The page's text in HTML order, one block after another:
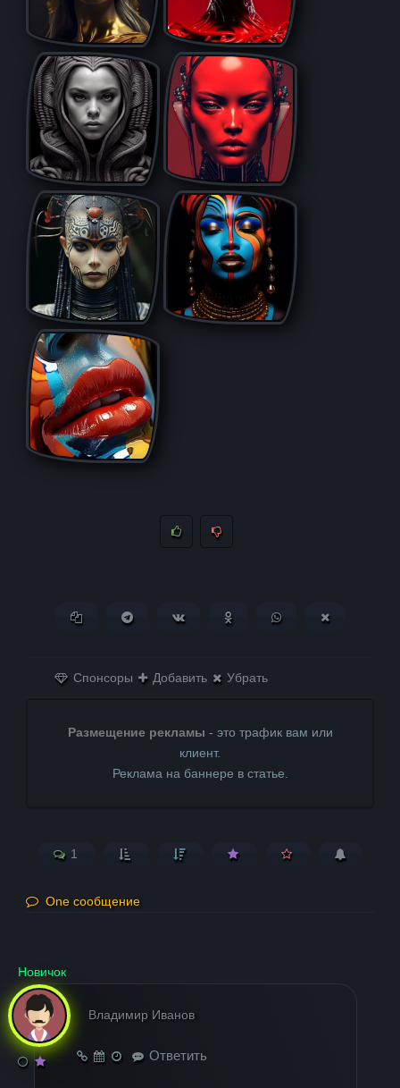
Копировать ссылкуПоделиться в Telegram
Поделиться ВКонтактеПоделиться в
Поделиться в
Спонсоры Добавить Убрать
Размещение рекламы - это трафик вам или
клиент.
Реклама на баннере в статье.
1
One сообщение
Новичок
Владимир Иванов
Ответить